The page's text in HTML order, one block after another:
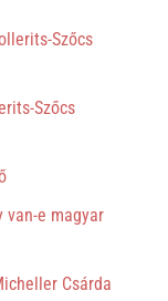
Szőcs
Szőcs
van-e magyar
Csárda